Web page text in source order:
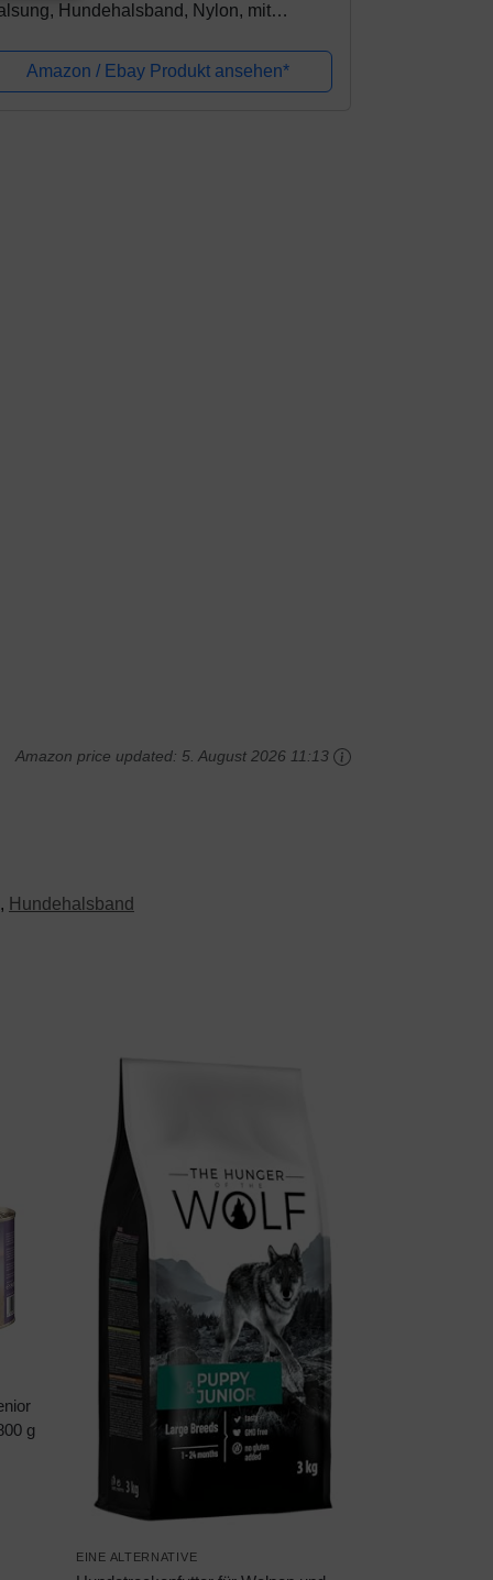
Hundehalsband, Nylon, mit
karamell
Amazon / Ebay Produkt ansehen*
Amazon price updated: 5. August 2026 11:13
, Hundehalsband
g
EINE ALTERNATIVE